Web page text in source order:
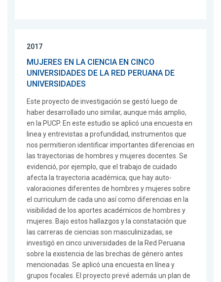
2017
MUJERES EN LA CIENCIA EN CINCO
UNIVERSIDADES DE LA RED PERUANA DE
UNIVERSIDADES
Este proyecto de investigación se gestó luego de
haber desarrollado uno similar, aunque más amplio,
en la PUCP. En este estudio se aplicó una encuesta en
linea y entrevistas a profundidad, instrumentos que
nos permitieron identificar importantes diferencias en
las trayectorias de hombres y mujeres docentes. Se
evidenció, por ejemplo, que el trabajo de cuidado
afecta la trayectoria académica; que hay auto-
valoraciones diferentes de hombres y mujeres sobre
el curriculum de cada uno así como diferencias en la
visibilidad de los aportes académicos de hombres y
mujeres. Bajo estos hallazgos y la constatación que
las carreras de ciencias son masculinizadas, se
investigó en cinco universidades de la Red Peruana
sobre la existencia de las brechas de género antes
mencionadas. Se aplicó una encuesta en línea y
grupos focales. El proyecto prevé además un plan de